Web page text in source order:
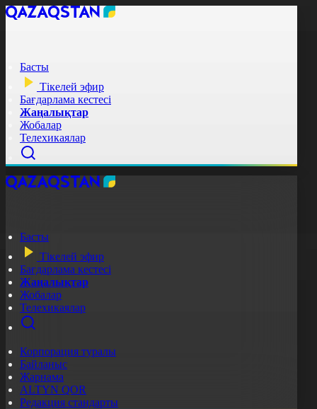
Басты
Тікелей эфир
Бағдарлама кестесі
Жаңалықтар
Жобалар
Телехикаялар
Басты
Тікелей эфир
Бағдарлама кестесі
Жаңалықтар
Жобалар
Телехикаялар
Корпорация туралы
Байланыс
Жарнама
ALTYN QOR
Редакция стандарты